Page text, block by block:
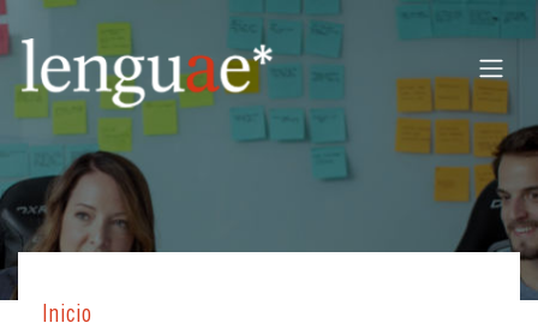
Inicio